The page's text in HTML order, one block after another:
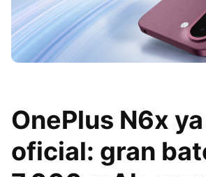
OnePlus N6x
oficial: gran